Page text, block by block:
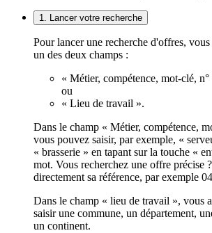
1. Lancer votre recherche
Pour lancer une recherche d'offres,
un des deux champs :
« Métier, compétence, mot-clé,
ou
« Lieu de travail ».
Dans le champ « Métier, compétence,
vous pouvez saisir, par exemple, «
« brasserie » en tapant sur la touche «
mot. Vous recherchez une offre précise
directement sa référence, par exemple
Dans le champ « lieu de travail », vous
saisir une commune, un département,
un continent.